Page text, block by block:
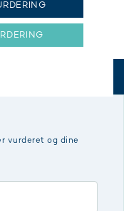
vurderet og dine